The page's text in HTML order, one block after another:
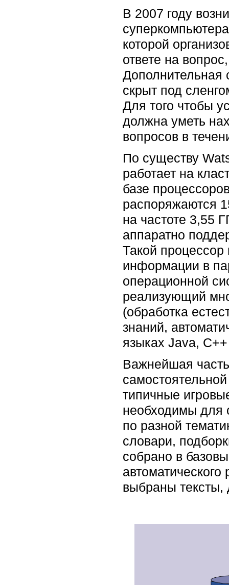
В 2007 году
которой
ответе на
Дополнительная
скрыт под
Для того чтобы
должна уметь
вопросов в
По существу
работает на
базе
распоряжаются
на частоте 3,55
аппаратно
Такой
информации в
операционной
реализующий
(обработка
знаний,
языках Java,
Важнейшая
типичные
необходимы для
по разной
словари,
собрано в
выбраны тексты,